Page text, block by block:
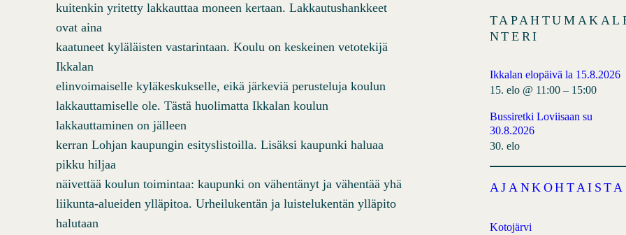
kuitenkin yritetty lakkauttaa moneen kertaan. Lakkautushankkeet
ovat aina
kaatuneet kyläläisten vastarintaan. Koulu on keskeinen vetotekijä
Ikkalan
elinvoimaiselle kyläkeskukselle, eikä järkeviä perusteluja koulun
lakkauttamiselle ole. Tästä huolimatta Ikkalan koulun
lakkauttaminen on jälleen
kerran Lohjan kaupungin esityslistoilla. Lisäksi kaupunki haluaa
pikku hiljaa
näivettää koulun toimintaa: kaupunki on vähentänyt ja vähentää yhä
liikunta-alueiden ylläpitoa. Urheilukentän ja luistelukentän ylläpito
halutaan
e
o
o
k
e
d
NTERI
Ikkalan elopäivä la 15.8.2026
15. elo @ 11:00– 15:00
Bussiretki Loviisaan su
30.8.2026
30. elo
AJANKOHTAISTA
Kotojärvi